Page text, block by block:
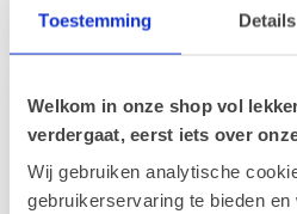
Toestemming Details
Welkom in onze shop vol
verdergaat, eerst iets over
Wij gebruiken analytische
gebruikerservaring te bieden
€1,00